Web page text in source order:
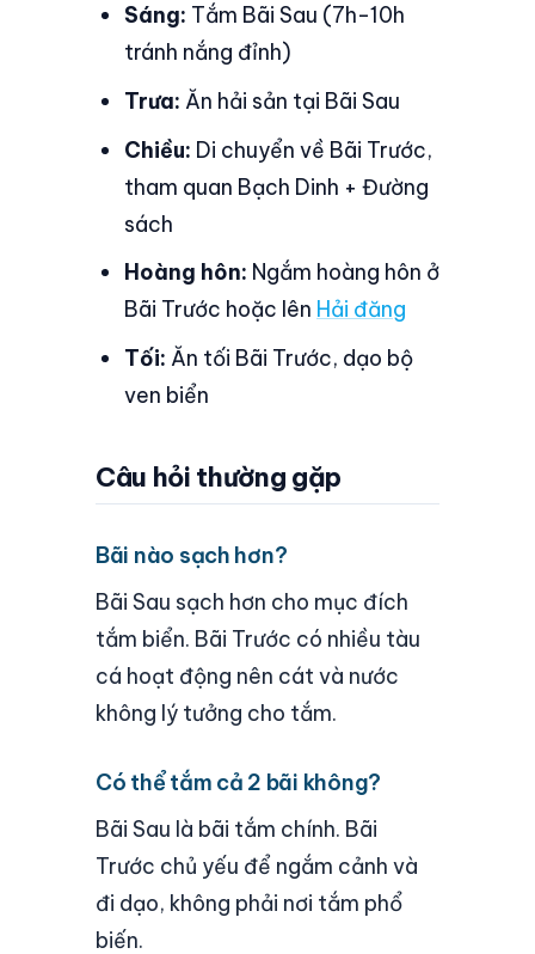
Sáng: Tắm Bãi Sau (7h-10h
tránh nắng đỉnh)
Trưa: Ăn hải sản tại Bãi Sau
Chiều: Di chuyển về Bãi Trước,
tham quan Bạch Dinh + Đường
sách
Hoàng hôn: Ngắm hoàng hôn ở
Bãi Trước hoặc lên Hải đăng
Tối: Ăn tối Bãi Trước, dạo bộ
ven biển
Câu hỏi thường gặp
Bãi nào sạch hơn?
Bãi Sau sạch hơn cho mục đích
tắm biển. Bãi Trước có nhiều tàu
cá hoạt động nên cát và nước
không lý tưởng cho tắm.
Có thể tắm cả 2 bãi không?
Bãi Sau là bãi tắm chính. Bãi
Trước chủ yếu để ngắm cảnh và
đi dạo, không phải nơi tắm phổ
biến.